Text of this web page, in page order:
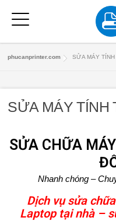
G
phucanprinter.com SỬA MÁY
SỬA MÁY TÍNH
SỬA CHỮA
Nhanh chóng –
Dịch vụ sửa
Laptop tại nhà –